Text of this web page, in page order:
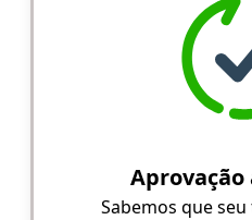
Aprovação
Sabemos que